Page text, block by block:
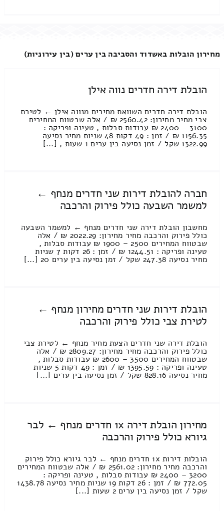
מחירון הובלות באשדוד והסביבה בין ערים (בין עירוניות)
הובלת דירה חדרים נווה אילן
הובלת דירה חדרים השוואת מחירים מנווה אילן ← לטירת
צבי מחיר מחירון: 2560.42 ₪ / אלה שבטווח המחירים
3100 – 2400 ₪ עבודות סבלות , טעינה ופריקה :
1156.35 ₪ / זמן : 49 דקות 48 שניות מחיר נסיעה
1322.99 שקל / זמן נסיעה בין ערים 1 שעות , [...]
חברה להובלת דירות שני חדרים מנחף ←
למשמר השבעה כולל פירוק והרכבה
מחשבון הובלת דירה שני חדרים מנחף ← למשמר השבעה
כולל פירוק והרכבה מחיר מחירון: 2022.29 ₪ / אלה
שבטווח המחירים 2500 – 1900 ₪ עבודות סבלות ,
טעינה ופריקה : 1244.51 ₪ / זמן : 26 דקות 7 שניות
מחיר נסיעה 247.38 שקל / זמן נסיעה בין ערים 20 [...]
הובלת דירות שני חדרים מחירון מנחף ←
לטירת צבי כולל פירוק והרכבה
הובלת דירה שני חדרים הצעת מחיר מנחף ← לטירת צבי
כולל פירוק והרכבה מחיר מחירון: 2809.27 ₪ / אלה
שבטווח המחירים 3500 – 2600 ₪ עבודות סבלות ,
טעינה ופריקה : 1395.59 ₪ / זמן : 49 דקות 5 שניות
מחיר נסיעה 828.16 שקל / זמן נסיעה בין ערים [...]
מחירון הובלת דירה 1x חדרים מנחף ← לבר
גיורא כולל פירוק והרכבה
הובלות דירות 1x חדרים מנחף ← לבר גיורא כולל פירוק
והרכבה מחיר מחירון: 2561.02 ₪ / אלה שבטווח המחירים
3200 – 2400 ₪ עבודות סבלות , טעינה ופריקה :
772.05 ₪ / זמן : 26 דקות 19 שניות מחיר נסיעה 1438.78
שקל / זמן נסיעה בין ערים 2 שעות [...]